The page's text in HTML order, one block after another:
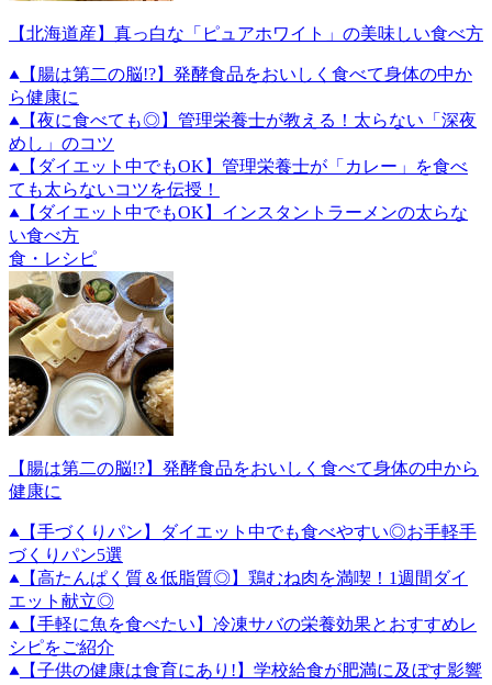
【北海道産】真っ白な「ピュアホワイト」の美味しい食べ方
【腸は第二の脳!?】発酵食品をおいしく食べて身体の中か
ら健康に
【夜に食べても◎】管理栄養士が教える！太らない「深夜
めし」のコツ
【ダイエット中でもOK】管理栄養士が「カレー」を食べ
ても太らないコツを伝授！
【ダイエット中でもOK】インスタントラーメンの太らな
い食べ方
食・レシピ
【腸は第二の脳!?】発酵食品をおいしく食べて身体の中から
健康に
【手づくりパン】ダイエット中でも食べやすい◎お手軽手
づくりパン5選
【高たんぱく質＆低脂質◎】鶏むね肉を満喫！1週間ダイ
エット献立◎
【手軽に魚を食べたい】冷凍サバの栄養効果とおすすめレ
シピをご紹介
【子供の健康は食育にあり!】学校給食が肥満に及ぼす影響